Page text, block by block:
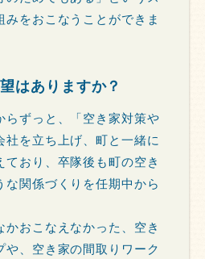
みをおこなうことができま
はありますか？
らずっと、「空き家対策や
社を立ち上げ、町と一緒に
おり、卒隊後も町の空き
な関係づくりを任期中から
かおこなえなかった、空き
や、空き家の間取りワーク